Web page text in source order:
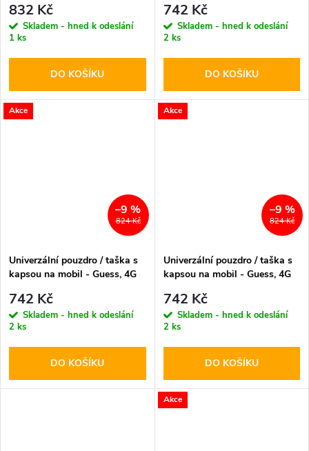
832 Kč
Skladem - hned k odeslání
1 ks
DO KOŠÍKU
742 Kč
Skladem - hned k odeslání
2 ks
DO KOŠÍKU
Akce
824 Kč
–9 %
Univerzální pouzdro / taška s
kapsou na mobil - Guess, 4G
742 Kč
Skladem - hned k odeslání
2 ks
DO KOŠÍKU
Akce
824 Kč
–9 %
Univerzální pouzdro / taška s
kapsou na mobil - Guess, 4G
742 Kč
Skladem - hned k odeslání
2 ks
DO KOŠÍKU
Akce